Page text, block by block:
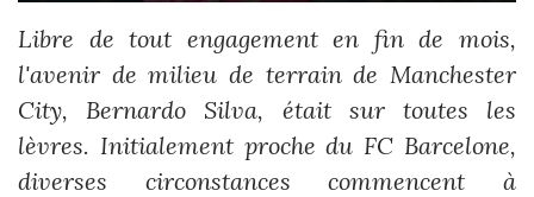
Libre de tout engagement en fin de mois,
l'avenir de milieu de terrain de Manchester
City, Bernardo Silva, était sur toutes les
lèvres. Initialement proche du FC Barcelone,
diverses circonstances commencent à